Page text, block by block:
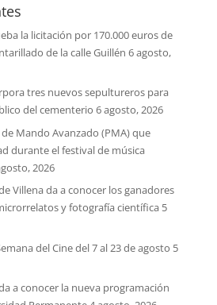
la licitación por 170.000 euros de
de la calle Guillén 6 agosto,
tres nuevos sepultureros para
del cementerio 6 agosto, 2026
Mando Avanzado (PMA) que
durante el festival de música
2026
Villena da a conocer los ganadores
y fotografía científica 5
del Cine del 7 al 23 de agosto 5
a conocer la nueva programación